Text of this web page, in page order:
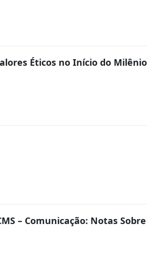
Éticos no Início do Milênio
– Comunicação: Notas Sobre